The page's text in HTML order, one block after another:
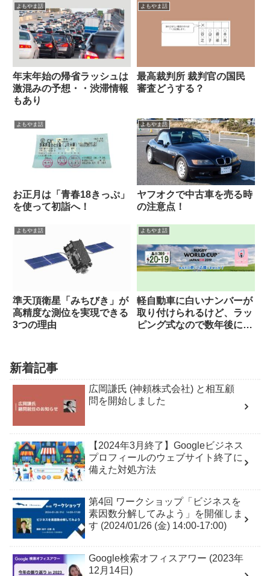
よもやま話
年末年始の帰省ラッシュは
激混みの予想・・渋滞情報
もあり
よもやま話
最高裁判所 裁判官の国民
審査どうする？
よもやま話
お正月は「青春18きっぷ」
を使って初詣へ！
よもやま話
ヤフオクで中古車を売る時
の注意点！
よもやま話
準天頂衛星「みちびき」が
高精度な測位を実現できる
3つの理由
よもやま話
軽自動車に白いナンバーが
取り付けられるけど、ラッ
ピング式なので数年後には
新着記事
広岡謙氏 (神頼株式会社) と相互顧
問を開始しました
【2024年3月終了】Googleビジネス
プロフィールのウェブサイト終了に
備えた対処方法
第4回 ワークショップ「ビジネスを
素因数分解してみよう」を開催しま
す (2024/01/26 (金) 14:00-17:00)
Google検索オフィスアワー (2023年
12月14日)